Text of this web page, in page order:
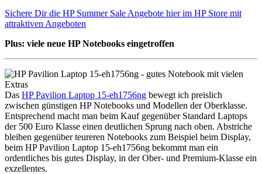
Sichere Dir die HP Summer Sale Angebote hier im HP Store mit
attraktiven Angeboten
Plus: viele neue HP Notebooks eingetroffen
Das HP Pavilion Laptop 15-eh1756ng bewegt ich preislich
zwischen günstigen HP Notebooks und Modellen der Oberklasse.
Entsprechend macht man beim Kauf gegenüber Standard Laptops
der 500 Euro Klasse einen deutlichen Sprung nach oben. Abstriche
bleiben gegenüber teureren Notebooks zum Beispiel beim Display,
beim HP Pavilion Laptop 15-eh1756ng bekommt man ein
ordentliches bis gutes Display, in der Ober- und Premium-Klasse ein
exzellentes.